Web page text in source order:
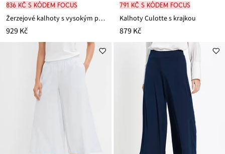
836 Kč s kódem FOCUS
Žerzejové kalhoty s vysokým pasem
929 Kč
791 Kč s kódem FOCUS
Kalhoty Culotte s krajkou
879 Kč